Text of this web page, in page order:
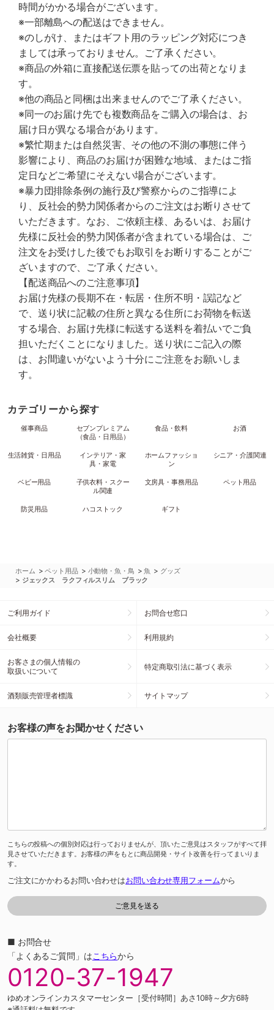
時間がかかる場合がございます。
※一部離島への配送はできません。
※のしがけ、またはギフト用のラッピング対応につき
ましては承っておりません。ご了承ください。
※商品の外箱に直接配送伝票を貼っての出荷となりま
す。
※他の商品と同梱は出来ませんのでご了承ください。
※同一のお届け先でも複数商品をご購入の場合は、お
届け日が異なる場合があります。
※繁忙期または自然災害、その他の不測の事態に伴う
影響により、商品のお届けが困難な地域、またはご指
定日などご希望にそえない場合がございます。
※暴力団排除条例の施行及び警察からのご指導によ
り、反社会的勢力関係者からのご注文はお断りさせて
いただきます。なお、ご依頼主様、あるいは、お届け
先様に反社会的勢力関係者が含まれている場合は、ご
注文をお受けした後でもお取引をお断りすることがご
ざいますので、ご了承ください。
【配送商品へのご注意事項】
お届け先様の長期不在・転居・住所不明・誤記など
で、送り状に記載の住所と異なる住所にお荷物を転送
する場合、お届け先様に転送する送料を着払いでご負
担いただくことになりました。送り状にご記入の際
は、お間違いがないよう十分にご注意をお願いしま
す。
カテゴリーから探す
催事商品
セブンプレミアム
（食品・日用品）
食品・飲料 お酒
生活雑貨・日用品
インテリア・家
具・家電
ホームファッショ
ン
シニア・介護関連
ベビー用品
子供衣料・スクー
ル関連
文房具・事務用品 ペット用品
防災用品 ハコストック ギフト
ホーム >ペット用品 > 小動物・魚・鳥 >魚 > グッズ
> ジェックス ラクフィルスリム ブラック
ご利用ガイド お問合せ窓口
会社概要 利用規約
お客さまの個人情報の
取扱いについて
特定商取引法に基づく表示
酒類販売管理者標識 サイトマップ
お客様の声をお聞かせください
こちらの投稿への個別対応は行っておりませんが、頂いたご意見はスタッフがすべて拝
見させていただきます。お客様の声をもとに商品開発・サイト改善を行ってまいりま
す。
ご注文にかかわるお問い合わせはお問い合わせ専用フォームから
■ お問合せ
「よくあるご質問」はこちらから
0120-37-1947
ゆめオンラインカスタマーセンター［受付時間］あさ10時～夕方6時